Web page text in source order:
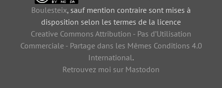
Boulesteix, sauf mention contraire sont mises à
disposition selon les termes de la licence
Creative Commons Attribution - Pas d’Utilisation
Commerciale - Partage dans les Mêmes Conditions 4.0
International.
Retrouvez moi sur Mastodon